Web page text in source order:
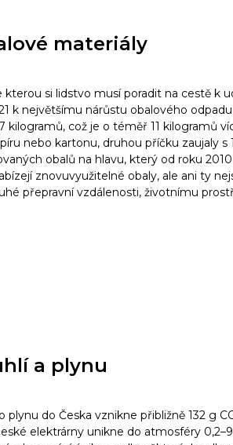
materiály
si lidstvo musí poradit na cestě k
k největšímu nárůstu obalového
kilogramů, což je o téměř 11 kilogramů
nebo kartonu, druhou příčku zaujaly s
obalů na hlavu, který od roku
znovuvyužitelné obaly, ale ani ty
přepravní vzdálenosti, životnímu
a plynu
do Česka vznikne přibližně 132 g
elektrárny unikne do atmosféry